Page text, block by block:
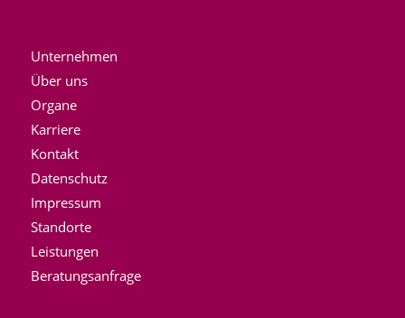
Unternehmen
Über uns
Organe
Karriere
Kontakt
Datenschutz
Impressum
Standorte
Leistungen
Beratungsanfrage